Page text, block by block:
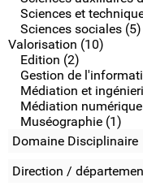
Sciences et
Sciences sociales (5)
Valorisation (10)
Edition (2)
Gestion de
Médiation et
Médiation
Muséographie (1)
Domaine Disciplinaire
Direction /